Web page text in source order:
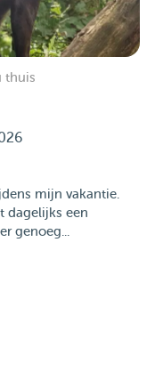
thuis
mijn vakantie.
dagelijks een
genoeg...